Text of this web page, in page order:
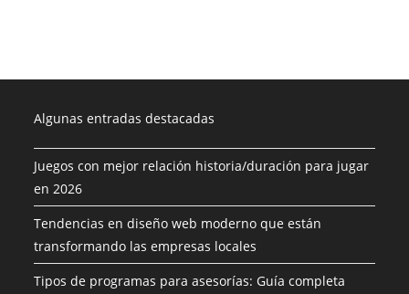
Algunas entradas destacadas
Juegos con mejor relación historia/duración para jugar
en 2026
Tendencias en diseño web moderno que están
transformando las empresas locales
Tipos de programas para asesorías: Guía completa